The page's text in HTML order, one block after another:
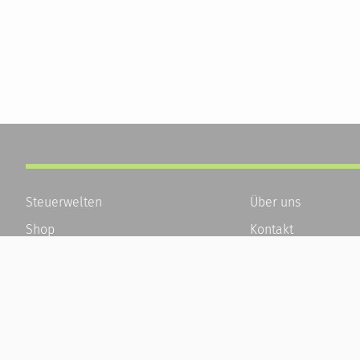
Steuerwelten
Shop
Über uns
Kontakt